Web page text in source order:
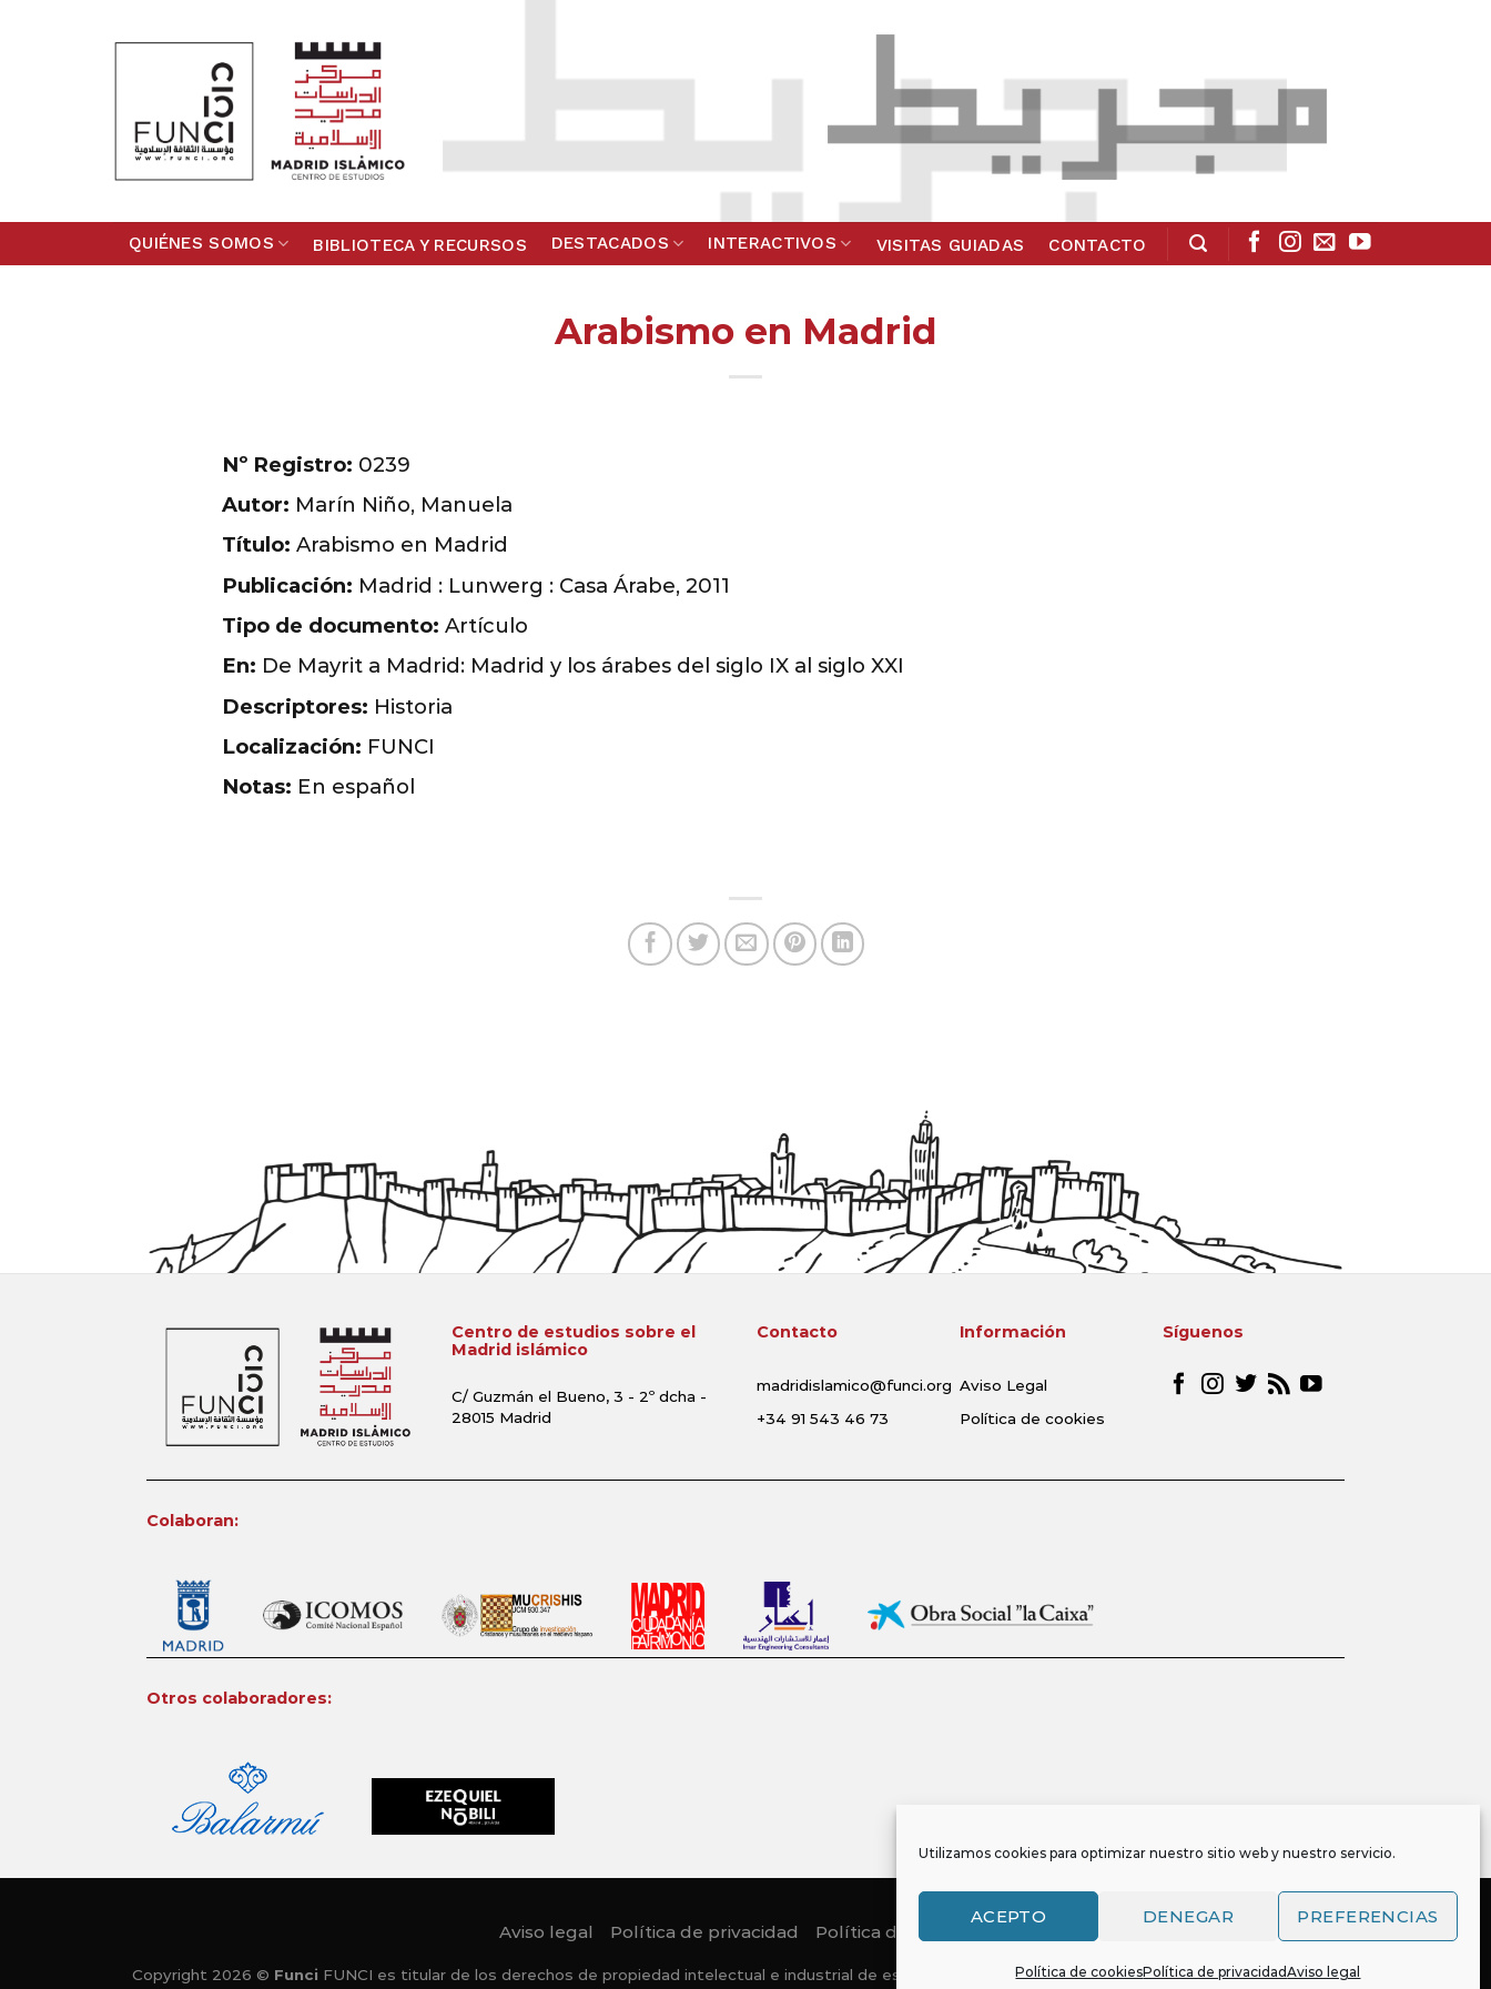
Utilizamos cookies para optimizar nuestro sitio web y nuestro servicio.
ACEPTO DENEGAR PREFERENCIAS
Política de cookiesPolítica de privacidadAviso legal
QUIÉNES SOMOS BIBLIOTECA Y RECURSOS DESTACADOS INTERACTIVOS VISITAS GUIADAS CONTACTO
Arabismo en Madrid
Nº Registro: 0239
Autor: Marín Niño, Manuela
Título: Arabismo en Madrid
Publicación: Madrid : Lunwerg : Casa Árabe, 2011
Tipo de documento: Artículo
En: De Mayrit a Madrid: Madrid y los árabes del siglo IX al siglo XXI
Descriptores: Historia
Localización: FUNCI
Notas: En español
Centro de estudios sobre el
Madrid islámico
C/ Guzmán el Bueno, 3 - 2º dcha -
28015 Madrid
Contacto
madridislamico@funci.org
+34 91 543 46 73
Información
Aviso Legal
Política de cookies
Síguenos
Colaboran:
Otros colaboradores:
Aviso legal Política de privacidad Política de Cookies
Copyright 2026 © Funci FUNCI es titular de los derechos de propiedad intelectual e industrial de este sitio web, y es también titular o tiene la correspondiente